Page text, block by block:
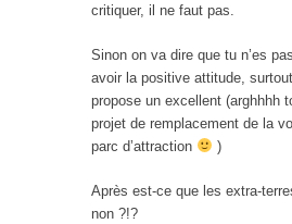
critiquer, il ne faut pas.
Sinon on va dire que tu n’es
avoir la positive attitude,
propose un excellent (arghhhh
projet de remplacement de la
parc d’attraction
)
Après est-ce que les extra-
non ?!?